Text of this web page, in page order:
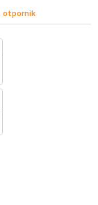
otpornik